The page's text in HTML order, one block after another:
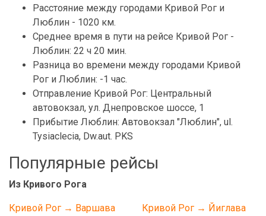
Расстояние между городами Кривой Рог и
Люблин - 1020 км.
Среднее время в пути на рейсе Кривой Рог -
Люблин: 22 ч 20 мин.
Разница во времени между городами Кривой
Рог и Люблин: -1 час.
Отправление Кривой Рог: Центральный
автовокзал, ул. Днепровское шоссе, 1
Прибытие Люблин: Автовокзал "Люблин", ul.
Tysiaclecia, Dw.аut. PKS
Популярные рейсы
Из Кривого Рога
Кривой Рог → Варшава
Кривой Рог → Йиглава